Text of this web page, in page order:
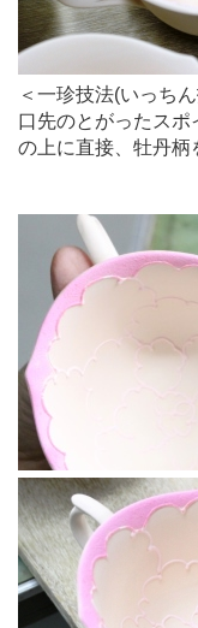
＜一珍技法(いっち
口先のとがったス
の上に直接、牡丹柄